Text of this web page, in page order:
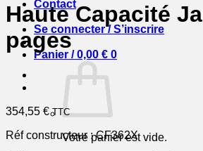
Contact
Se connecter / S’inscrire
Panier /0,00 € 0
Votre panier est vide.
Haute Capacité
pages
354,55 € TTC
Réf constructeur :CF362X